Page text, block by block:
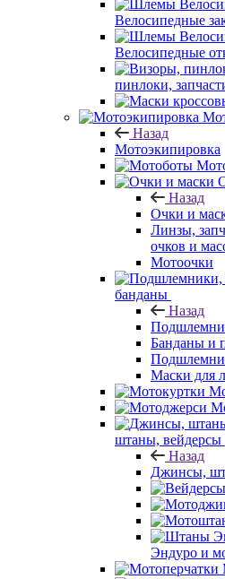
Велосипедные
Велосипедные
пинлоки,
Назад
Мотоэкипировка
Назад
Очки и
Линзы,
очков и
Мотоочки
банданы
Назад
Банданы и
Маски для
штаны, вейдерсы
Назад
Джинсы,
Эндуро и